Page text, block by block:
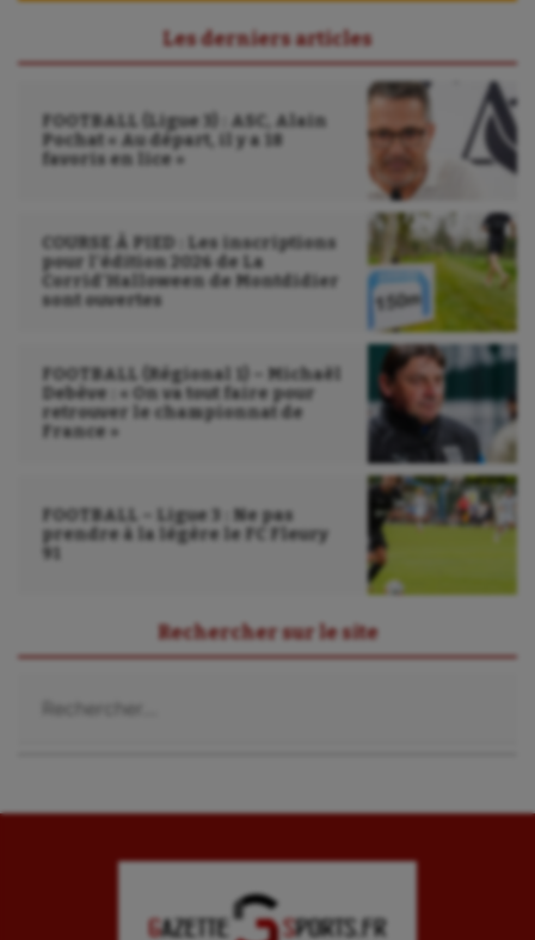
Les derniers articles
FOOTBALL (Ligue 3) : ASC, Alain
Pochat « Au départ, il y a 18
favoris en lice »
COURSE À PIED : Les inscriptions
pour l’édition 2026 de La
Corrid’Halloween de Montdidier
sont ouvertes
FOOTBALL (Régional 1) – Michaël
Debève : « On va tout faire pour
retrouver le championnat de
France »
FOOTBALL – Ligue 3 : Ne pas
prendre à la légère le FC Fleury
91
Rechercher sur le site